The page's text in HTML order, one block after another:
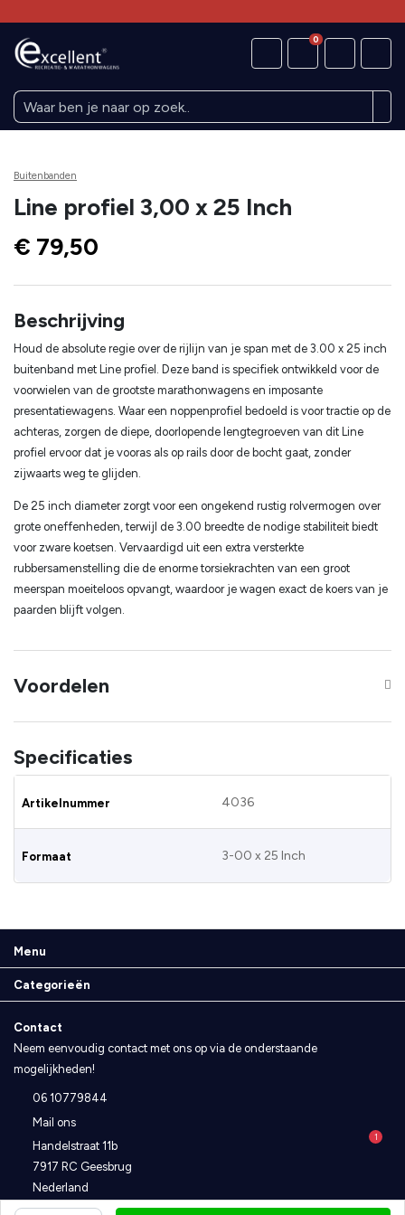
0
Buitenbanden
Line profiel 3,00 x 25 Inch
€ 79,50
Beschrijving
Houd de absolute regie over de rijlijn van je span met de 3.00 x 25 inch
buitenband met Line profiel. Deze band is specifiek ontwikkeld voor de
voorwielen van de grootste marathonwagens en imposante
presentatiewagens. Waar een noppenprofiel bedoeld is voor tractie op de
achteras, zorgen de diepe, doorlopende lengtegroeven van dit Line
profiel ervoor dat je vooras als op rails door de bocht gaat, zonder
zijwaarts weg te glijden.
De 25 inch diameter zorgt voor een ongekend rustig rolvermogen over
grote oneffenheden, terwijl de 3.00 breedte de nodige stabiliteit biedt
voor zware koetsen. Vervaardigd uit een extra versterkte
rubbersamenstelling die de enorme torsiekrachten van een groot
meerspan moeiteloos opvangt, waardoor je wagen exact de koers van je
paarden blijft volgen.
Voordelen
Specificaties
Artikelnummer 4036
Formaat 3-00 x 25 Inch
1
Menu
Categorieën
Contact
Neem eenvoudig contact met ons op via de onderstaande
mogelijkheden!
06 10779844
Mail ons
Handelstraat 11b
7917 RC Geesbrug
Nederland